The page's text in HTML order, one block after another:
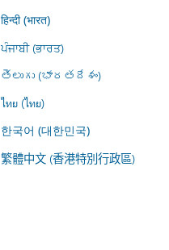
हिन्दी (भारत)
ਪੰਜਾਬੀ (ਭਾਰਤ)
తెలుగు (భారతదేశం)
ไทย (ไทย)
한국어 (대한민국)
繁體中文 (香港特別行政區)